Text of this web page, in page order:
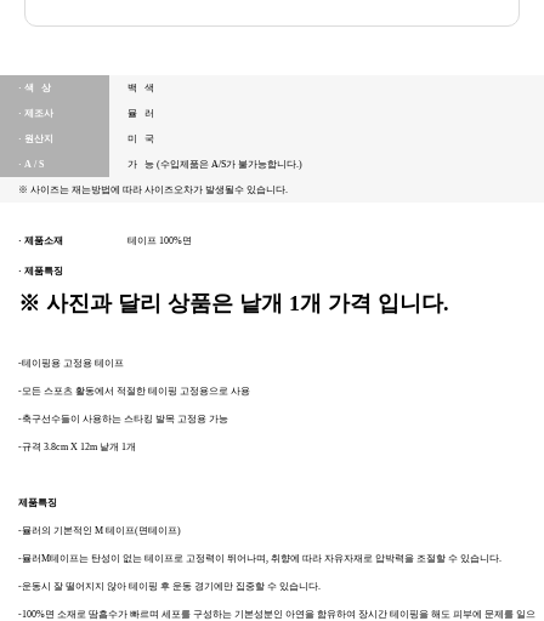
· 색 상 백 색
· 제조사 뮬 러
· 원산지 미 국
· A / S 가 능 (수입제품은 A/S가 불가능합니다.)
※ 사이즈는 재는방법에 따라 사이즈오차가 발생될수 있습니다.
· 제품소재 테이프 100%면
· 제품특징
※ 사진과 달리 상품은 낱개 1개 가격 입니다.
-테이핑용 고정용 테이프
-모든 스포츠 활동에서 적절한 테이핑 고정용으로 사용
-축구선수들이 사용하는 스타킹 발목 고정용 가능
-규격 3.8cm X 12m 낱개 1개
제품특징
-뮬러의 기본적인 M 테이프(면테이프)
-뮬러M테이프는 탄성이 없는 테이프로 고정력이 뛰어나며, 취향에 따라 자유자재로 압박력을 조절할 수 있습니다.
-운동시 잘 떨어지지 않아 테이핑 후 운동 경기에만 집중할 수 있습니다.
-100%면 소재로 땀흡수가 빠르며 세포를 구성하는 기본성분인 아연을 함유하여 장시간 테이핑을 해도 피부에 문제를 일으